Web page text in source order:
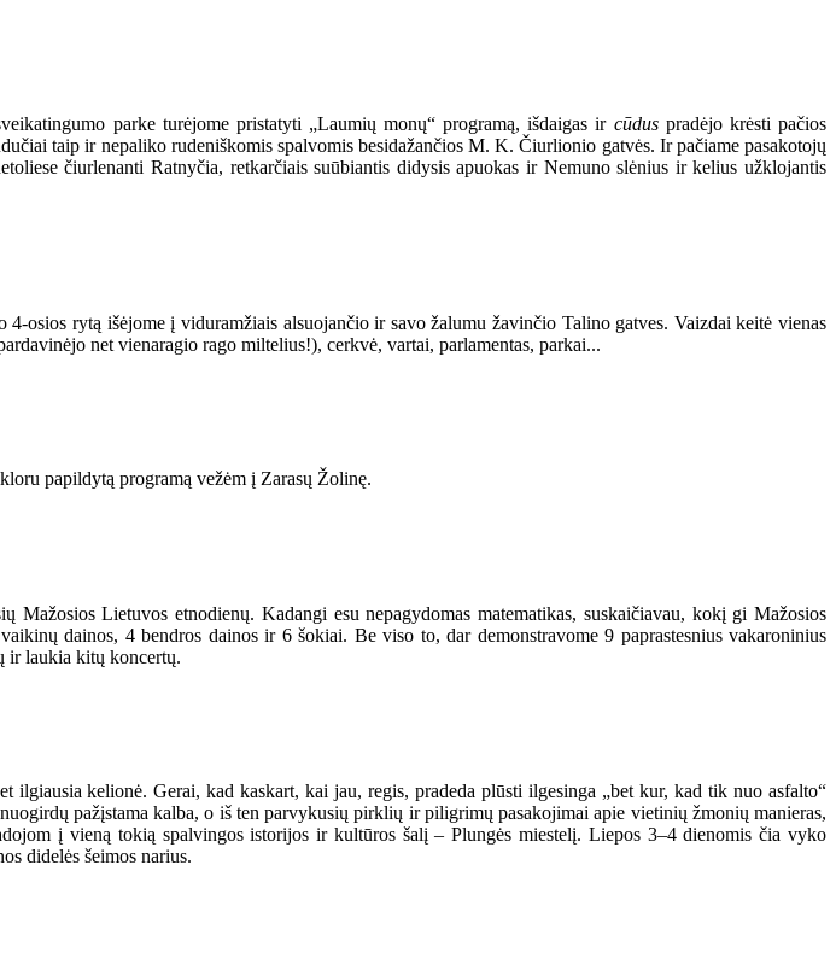
parke turėjome pristatyti „Laumių monų“ programą, išdaigas ir cūduspradėjo krėsti pačios
taip ir nepaliko rudeniškomis spalvomis besidažančios M. K. Čiurlionio gatvės. Ir pačiame pasakotojų
čiurlenanti Ratnyčia, retkarčiais suūbiantis didysis apuokas ir Nemuno slėnius ir kelius užklojantis
osios rytą išėjome į viduramžiais alsuojančio ir savo žalumu žavinčio Talino gatves. Vaizdai keitė vienas
net vienaragio rago miltelius!), cerkvė, vartai, parlamentas, parkai...
papildytą programą vežėm į Zarasų Žolinę.
Lietuvos etnodienų. Kadangi esu nepagydomas matematikas, suskaičiavau, kokį gi Mažosios
dainos, 4 bendros dainos ir 6 šokiai. Be viso to, dar demonstravome 9 paprastesnius vakaroninius
ir laukia kitų koncertų.
kelionė. Gerai, kad kaskart, kai jau, regis, pradeda plūsti ilgesinga „bet kur, kad tik nuo asfalto“
pažįstama kalba, o iš ten parvykusių pirklių ir piligrimų pasakojimai apie vietinių žmonių manieras,
į vieną tokią spalvingos istorijos ir kultūros šalį – Plungės miestelį. Liepos 3–4 dienomis čia vyko
didelės šeimos narius.